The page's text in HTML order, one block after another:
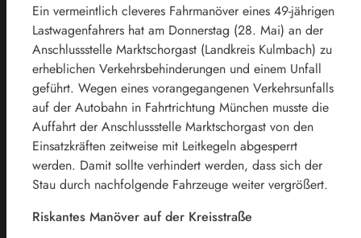
Ein vermeintlich cleveres Fahrmanöver eines 49-jährigen
Lastwagenfahrers hat am Donnerstag (28. Mai) an der
Anschlussstelle Marktschorgast (Landkreis Kulmbach) zu
erheblichen Verkehrsbehinderungen und einem Unfall
geführt. Wegen eines vorangegangenen Verkehrsunfalls
auf der Autobahn in Fahrtrichtung München musste die
Auffahrt der Anschlussstelle Marktschorgast von den
Einsatzkräften zeitweise mit Leitkegeln abgesperrt
werden. Damit sollte verhindert werden, dass sich der
Stau durch nachfolgende Fahrzeuge weiter vergrößert.
Riskantes Manöver auf der Kreisstraße